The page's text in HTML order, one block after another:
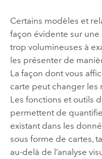
Certains modèles et
façon évidente sur une
trop volumineuses à
les présenter de
La façon dont vous
carte peut changer les
Les fonctions et outils
permettent de
existant dans les
sous forme de cartes,
au-delà de l’analyse